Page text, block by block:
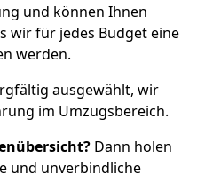
und können Ihnen
wir für jedes Budget eine
werden.
ausgewählt, wir
im Umzugsbereich.
Dann holen
und unverbindliche